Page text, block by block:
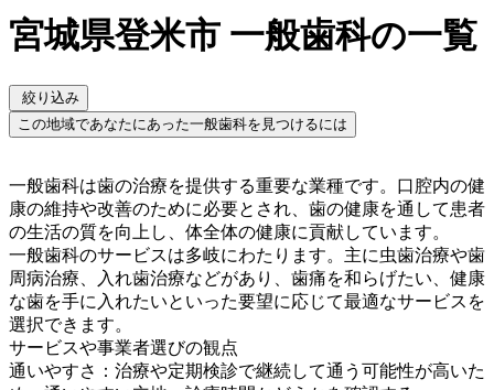
宮城県登米市 一般歯科の一覧
絞り込み
この地域であなたにあった一般歯科を見つけるには
一般歯科は歯の治療を提供する重要な業種です。口腔内の健
康の維持や改善のために必要とされ、歯の健康を通して患者
の生活の質を向上し、体全体の健康に貢献しています。
一般歯科のサービスは多岐にわたります。主に虫歯治療や歯
周病治療、入れ歯治療などがあり、歯痛を和らげたい、健康
な歯を手に入れたいといった要望に応じて最適なサービスを
選択できます。
サービスや事業者選びの観点
通いやすさ：治療や定期検診で継続して通う可能性が高いた